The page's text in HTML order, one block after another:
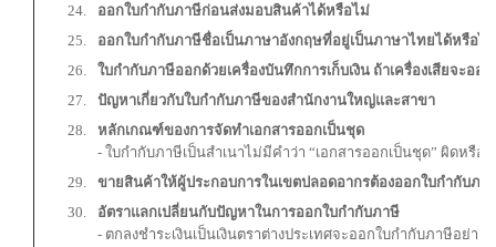
ออกใบกำกับภาษีก่อนส่งมอบสินค้าได้หรือไม่
ออกใบกำกับภาษีชื่อเป็นภาษาอังกฤษที่อยู่เป็นภาษาไทยได้หรือไม่
ใบกำกับภาษีออกด้วยเครื่องบันทึกการเก็บเงิน ถ้าเครื่องเสียจะออ
ปัญหาเกี่ยวกับใบกำกับภาษีของสำนักงานใหญ่และสาขา
หลักเกณฑ์ของการจัดทำเอกสารออกเป็นชุด
- ใบกำกับภาษีเป็นสำเนาไม่มีคำว่า “เอกสารออกเป็นชุด” ผิดหรือ
ขายสินค้าให้ผู้ประกอบการในเขตปลอดอากรต้องออกใบกำกับภา
อัตราแลกเปลี่ยนกับปัญหาในการออกใบกำกับภาษี
- ตกลงชำระเงินเป็นเงินตราต่างประเทศจะออกใบกำกับภาษีอย่างไ